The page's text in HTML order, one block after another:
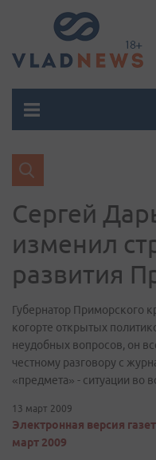
Сергей
изменил
развития
Губернатор Приморского
когорте открытых
неудобных вопросов, он
честному разговору с
«предмета» - ситуации во
13 март 2009
Электронная версия
март 2009